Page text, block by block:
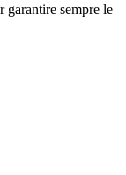
garantire sempre le